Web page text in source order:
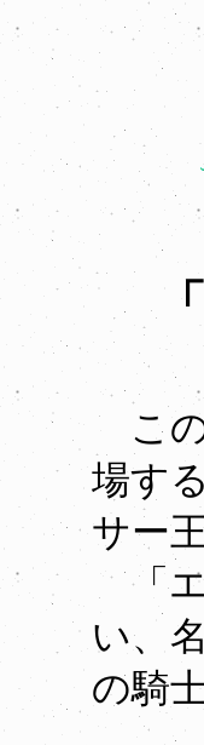
この
場す
サー
「エ
い、
の騎